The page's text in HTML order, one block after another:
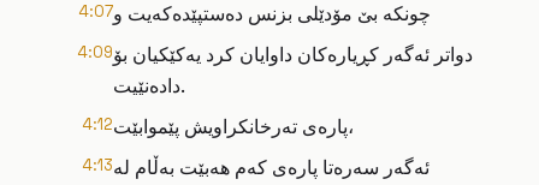
4:07چونکە بێ مۆدێلی بزنس دەستپێدەکەیت و
4:09دواتر ئەگەر کڕیارەکان داوایان کرد یەکێکیان بۆ
دادەنێیت.
4:12 پارەی تەرخانکراویش پێموابێت،
4:13ئەگەر سەرەتا پارەی کەم هەبێت بەڵام لە